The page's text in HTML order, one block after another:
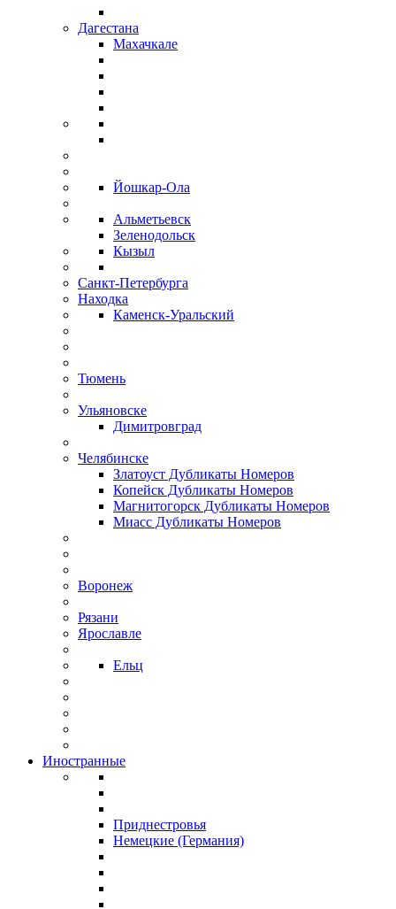
Дагестана
Махачкале
Йошкар-Ола
Альметьевск
Зеленодольск
Кызыл
Санкт-Петербурга
Находка
Каменск-Уральский
Тюмень
Ульяновске
Димитровград
Челябинске
Златоуст Дубликаты Номеров
Копейск Дубликаты Номеров
Магнитогорск Дубликаты Номеров
Миасс Дубликаты Номеров
Воронеж
Рязани
Ярославле
Ельц
Иностранные
Приднестровья
Немецкие (Германия)